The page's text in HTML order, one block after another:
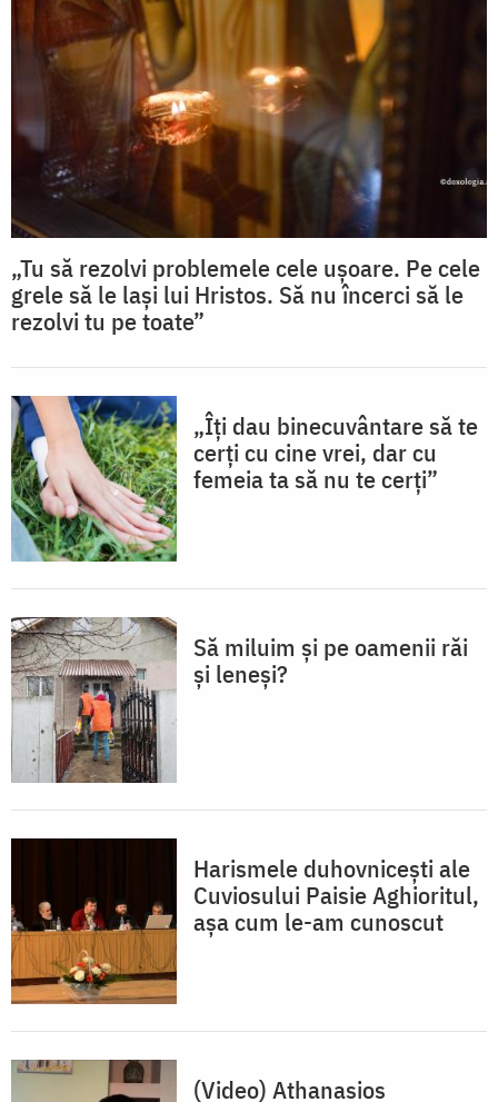
„Tu să rezolvi problemele cele ușoare. Pe cele
grele să le lași lui Hristos. Să nu încerci să le
rezolvi tu pe toate”
„Îți dau binecuvântare să te
cerți cu cine vrei, dar cu
femeia ta să nu te cerți”
Să miluim și pe oamenii răi
și leneși?
Harismele duhovnicești ale
Cuviosului Paisie Aghioritul,
așa cum le-am cunoscut
(Video) Athanasios